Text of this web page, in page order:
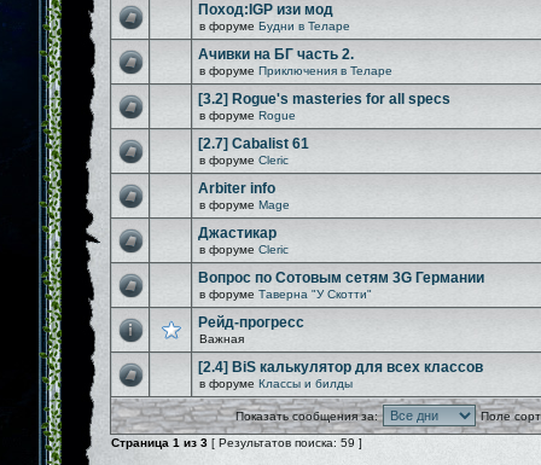
Поход:IGP изи мод
в форуме Будни в Теларе
Ачивки на БГ часть 2.
в форуме Приключения в Теларе
[3.2] Rogue's masteries for all specs
в форуме Rogue
[2.7] Cabalist 61
в форуме Cleric
Arbiter info
в форуме Mage
Джастикар
в форуме Cleric
Вопрос по Сотовым сетям 3G Германии
в форуме Таверна "У Скотти"
Рейд-прогресс
Важная
[2.4] BiS калькулятор для всех классов
в форуме Классы и билды
Показать сообщения за:
Поле
Страница 1 из 3 [ Результатов поиска: 59 ]